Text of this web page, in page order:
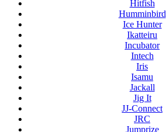
Hitfish
Humminbird
Ice Hunter
Ikatteiru
Incubator
Intech
Iris
Isamu
Jackall
Jig It
JJ-Connect
JRC
Jumprize